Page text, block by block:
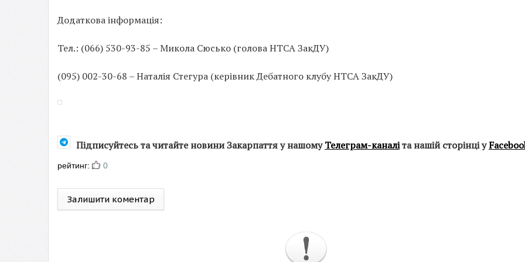
Додаткова інформація:
Тел.: (066) 530-93-85 – Микола Сюсько (голова НТСА ЗакДУ)
(095) 002-30-68 – Наталія Стегура (керівник Дебатного клубу НТСА ЗакДУ)
Підписуйтесь та читайте новини Закарпаття у нашомуТелеграм-каналіта нашій сторінці у
рейтинг: 0
Залишити коментар